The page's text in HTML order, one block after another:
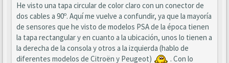
He visto una tapa circular de color claro con un conector de
dos cables a 90º. Aquí me vuelve a confundir, ya que la mayoría
de sensores que he visto de modelos PSA de la época tienen
la tapa rectangular y en cuanto a la ubicación, unos lo tienen a
la derecha de la consola y otros a la izquierda (hablo de
diferentes modelos de Citroën y Peugeot)
. Con lo